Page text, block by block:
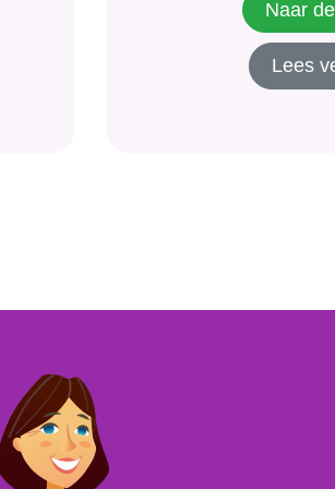
ontvang een gratis
bestelling. Gratis
BeNeLux.
Naar
Lees